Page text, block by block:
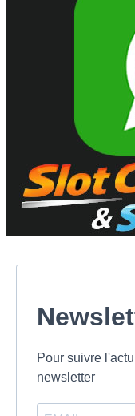
Pour suivre
newsletter